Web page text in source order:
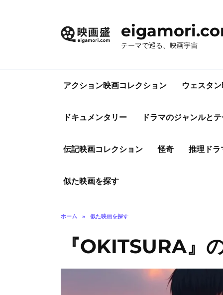
テーマで巡る、映画宇宙
アクション映画コレクション ウェスタ
ドキュメンタリー ドラマのジャンルと
伝記映画コレクション 怪奇 推理ドラ
似た映画を探す
ホーム » 似た映画を探す
『OKITSURA』